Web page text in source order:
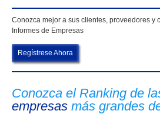
Conozca mejor a sus clientes, proveedores y
Informes de Empresas
Regístrese Ahora
Conozca el Ranking de
empresas más grandes